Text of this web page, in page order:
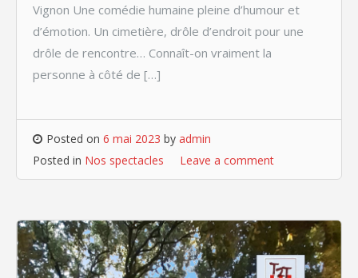
Vignon Une comédie humaine pleine d’humour et
d’émotion. Un cimetière, drôle d’endroit pour une
drôle de rencontre… Connaît-on vraiment la
personne à côté de […]
Posted on 6 mai 2023 by admin
Posted in Nos spectacles Leave a comment